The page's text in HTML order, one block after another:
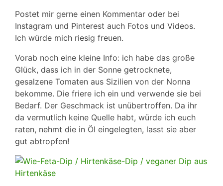
Postet mir gerne einen Kommentar oder bei
Instagram und Pinterest auch Fotos und Videos.
Ich würde mich riesig freuen.
Vorab noch eine kleine Info: ich habe das große
Glück, dass ich in der Sonne getrocknete,
gesalzene Tomaten aus Sizilien von der Nonna
bekomme. Die friere ich ein und verwende sie bei
Bedarf. Der Geschmack ist unübertroffen. Da ihr
da vermutlich keine Quelle habt, würde ich euch
raten, nehmt die in Öl eingelegten, lasst sie aber
gut abtropfen!